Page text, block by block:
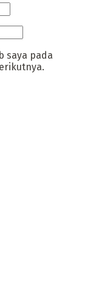
saya pada